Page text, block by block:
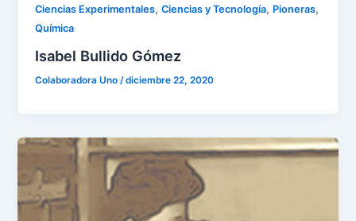
Ciencias Experimentales,Ciencias y Tecnología, Pioneras,
Química
Isabel Bullido Gómez
Colaboradora Uno /diciembre 22, 2020